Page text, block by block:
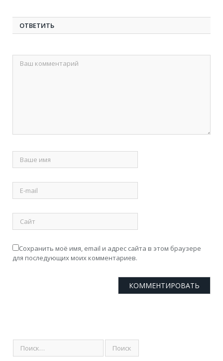
ОТВЕТИТЬ
Сохранить моё имя, email и адрес сайта в этом браузере
для последующих моих комментариев.